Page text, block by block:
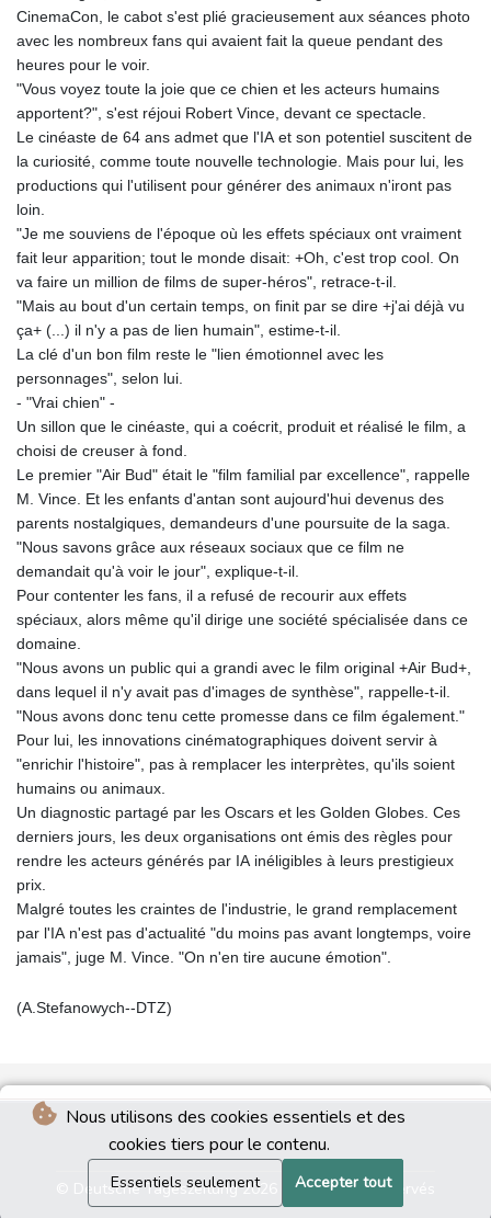
Nous utilisons des cookies essentiels et des
cookies tiers pour le contenu.
Essentiels seulement Accepter tout
CinemaCon, le cabot s'est plié gracieusement aux séances photo
avec les nombreux fans qui avaient fait la queue pendant des
heures pour le voir.
"Vous voyez toute la joie que ce chien et les acteurs humains
apportent?", s'est réjoui Robert Vince, devant ce spectacle.
Le cinéaste de 64 ans admet que l'IA et son potentiel suscitent de
la curiosité, comme toute nouvelle technologie. Mais pour lui, les
productions qui l'utilisent pour générer des animaux n'iront pas
loin.
"Je me souviens de l'époque où les effets spéciaux ont vraiment
fait leur apparition; tout le monde disait: +Oh, c'est trop cool. On
va faire un million de films de super-héros", retrace-t-il.
"Mais au bout d'un certain temps, on finit par se dire +j'ai déjà vu
ça+ (...) il n'y a pas de lien humain", estime-t-il.
La clé d'un bon film reste le "lien émotionnel avec les
personnages", selon lui.
- "Vrai chien" -
Un sillon que le cinéaste, qui a coécrit, produit et réalisé le film, a
choisi de creuser à fond.
Le premier "Air Bud" était le "film familial par excellence", rappelle
M. Vince. Et les enfants d'antan sont aujourd'hui devenus des
parents nostalgiques, demandeurs d'une poursuite de la saga.
"Nous savons grâce aux réseaux sociaux que ce film ne
demandait qu'à voir le jour", explique-t-il.
Pour contenter les fans, il a refusé de recourir aux effets
spéciaux, alors même qu'il dirige une société spécialisée dans ce
domaine.
"Nous avons un public qui a grandi avec le film original +Air Bud+,
dans lequel il n'y avait pas d'images de synthèse", rappelle-t-il.
"Nous avons donc tenu cette promesse dans ce film également."
Pour lui, les innovations cinématographiques doivent servir à
"enrichir l'histoire", pas à remplacer les interprètes, qu'ils soient
humains ou animaux.
Un diagnostic partagé par les Oscars et les Golden Globes. Ces
derniers jours, les deux organisations ont émis des règles pour
rendre les acteurs générés par IA inéligibles à leurs prestigieux
prix.
Malgré toutes les craintes de l'industrie, le grand remplacement
par l'IA n'est pas d'actualité "du moins pas avant longtemps, voire
jamais", juge M. Vince. "On n'en tire aucune émotion".
(A.Stefanowych--DTZ)
© Deutsche Tageszeitung 2026 - Tous droits réservés